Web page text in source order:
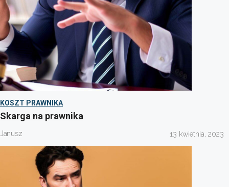
KOSZT PRAWNIKA
Skarga na prawnika
Janusz 13 kwietnia, 2023